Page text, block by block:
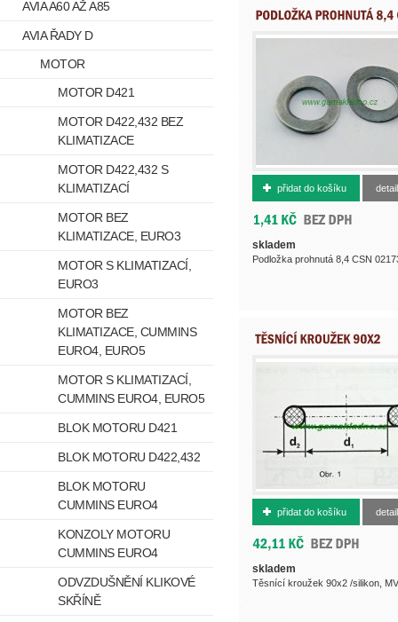
991733008
přidat do košíku detail
skladem
Podložka prohnutá 8,4 CSN
366094950
přidat do košíku detail
skladem
Těsnící kroužek 90x2 /silikon,
AVIA A60 AŽ A85
AVIA ŘADY D
MOTOR
MOTOR D421
MOTOR D422,432 BEZ
KLIMATIZACE
MOTOR D422,432 S
KLIMATIZACÍ
MOTOR BEZ
KLIMATIZACE, EURO3
MOTOR S KLIMATIZACÍ,
EURO3
MOTOR BEZ
KLIMATIZACE, CUMMINS
EURO4, EURO5
MOTOR S KLIMATIZACÍ,
CUMMINS EURO4, EURO5
BLOK MOTORU D421
BLOK MOTORU D422,432
BLOK MOTORU
CUMMINS EURO4
KONZOLY MOTORU
CUMMINS EURO4
ODVZDUŠNĚNÍ KLIKOVÉ
SKŘÍNĚ